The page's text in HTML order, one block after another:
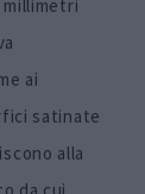
millimetri
ai
satinate
alla
da cui